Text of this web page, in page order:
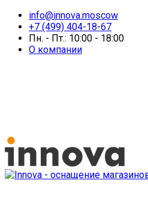
info@innova.moscow
+7 (499) 404-18-67
Пн. - Пт.: 10:00 - 18:00
О компании